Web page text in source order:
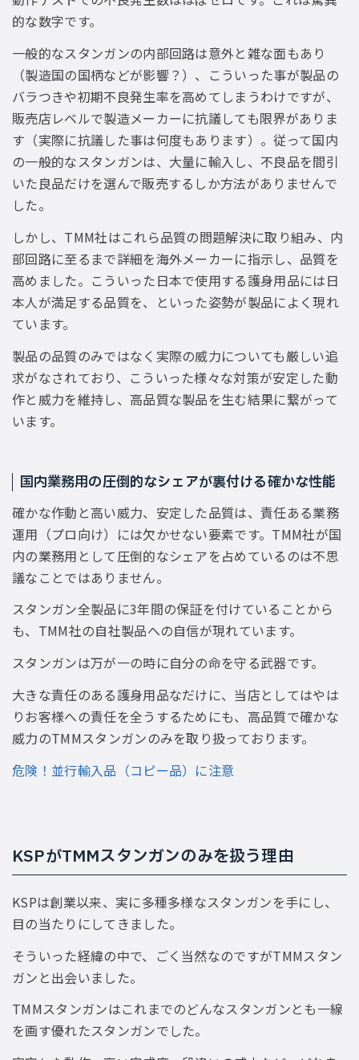
的な数字です。
一般的なスタンガンの内部回路は意外と雑な面もあり
（製造国の国柄などが影響？）、こういった事が製品の
バラつきや初期不良発生率を高めてしまうわけですが、
販売店レベルで製造メーカーに抗議しても限界がありま
す（実際に抗議した事は何度もあります）。従って国内
の一般的なスタンガンは、大量に輸入し、不良品を間引
いた良品だけを選んで販売するしか方法がありませんで
した。
しかし、TMM社はこれら品質の問題解決に取り組み、内
部回路に至るまで詳細を海外メーカーに指示し、品質を
高めました。こういった日本で使用する護身用品には日
本人が満足する品質を、といった姿勢が製品によく現れ
ています。
製品の品質のみではなく実際の威力についても厳しい追
求がなされており、こういった様々な対策が安定した動
作と威力を維持し、高品質な製品を生む結果に繋がって
います。
国内業務用の圧倒的なシェアが裏付ける確かな性能
確かな作動と高い威力、安定した品質は、責任ある業務
運用（プロ向け）には欠かせない要素です。TMM社が国
内の業務用として圧倒的なシェアを占めているのは不思
議なことではありません。
スタンガン全製品に3年間の保証を付けていることから
も、TMM社の自社製品への自信が現れています。
スタンガンは万が一の時に自分の命を守る武器です。
大きな責任のある護身用品なだけに、当店としてはやは
りお客様への責任を全うするためにも、高品質で確かな
威力のTMMスタンガンのみを取り扱っております。
危険！並行輸入品（コピー品）に注意
KSPがTMMスタンガンのみを扱う理由
KSPは創業以来、実に多種多様なスタンガンを手にし、
目の当たりにしてきました。
そういった経緯の中で、ごく当然なのですがTMMスタン
ガンと出会いました。
TMMスタンガンはこれまでのどんなスタンガンとも一線
を画す優れたスタンガンでした。